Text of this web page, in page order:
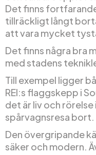
Det finns
tillräckligt långt
att vara mycket
Det finns några bra
med stadens
Till exempel ligger
REI:s flaggskepp i
det är liv och
spårvagnsresa bort.
Den övergripande
säker och modern.